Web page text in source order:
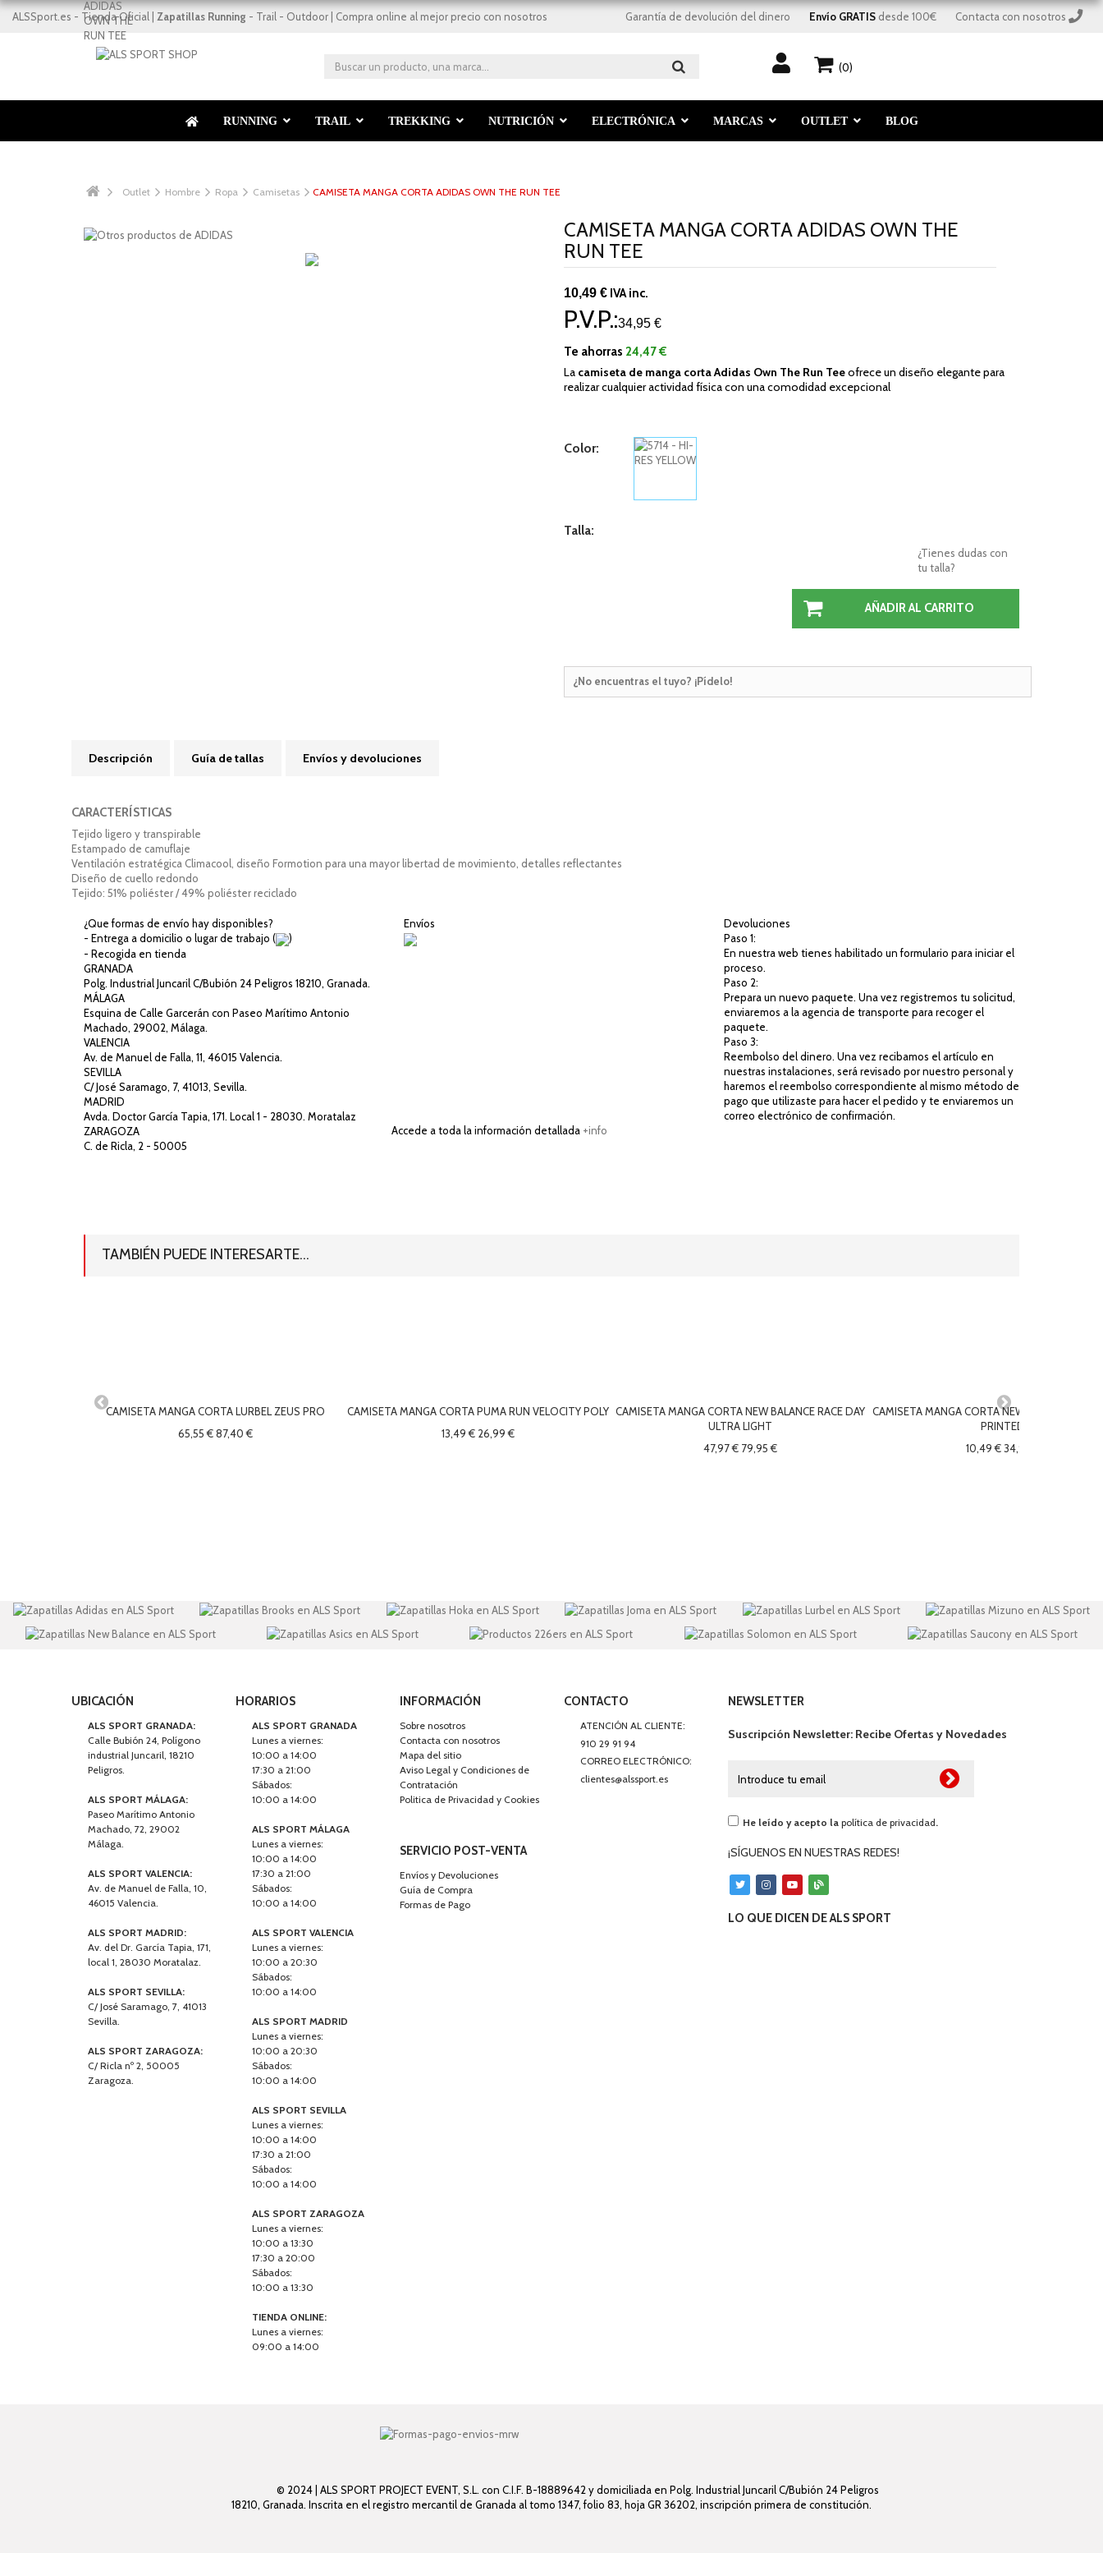
ALSSport.es - Tienda Oficial | Zapatillas Running - Trail - Outdoor | Compra online al mejor precio con nosotros Garantía de devolución del dinero Envío GRATIS desde 100€ Contacta con nosotros
(0)
RUNNING TRAIL TREKKING NUTRICIÓN ELECTRÓNICA MARCAS OUTLET BLOG
Outlet Hombre Ropa Camisetas CAMISETA MANGA CORTA ADIDAS OWN THE RUN TEE
CAMISETA MANGA CORTA ADIDAS OWN THE
RUN TEE
10,49 € IVA inc.
P.V.P.:34,95 €
Te ahorras 24,47 €
La camiseta de manga corta Adidas Own The Run Teeofrece un diseño elegante para
realizar cualquier actividad física con una comodidad excepcional
Color:
Talla:
¿Tienes dudas con
tu talla?
AÑADIR AL CARRITO
¿No encuentras el tuyo? ¡Pídelo!
Descripción Guía de tallas Envíos y devoluciones
CARACTERÍSTICAS
Tejido ligero y transpirable
Estampado de camuflaje
Ventilación estratégica Climacool, diseño Formotion para una mayor libertad de movimiento, detalles reflectantes
Diseño de cuello redondo
Tejido: 51% poliéster / 49% poliéster reciclado
¿Que formas de envío hay disponibles?
- Entrega a domicilio o lugar de trabajo (
)
- Recogida en tienda
GRANADA
Polg. Industrial Juncaril C/Bubión 24 Peligros 18210, Granada.
MÁLAGA
Esquina de Calle Garcerán con Paseo Marítimo Antonio
Machado, 29002, Málaga.
VALENCIA
Av. de Manuel de Falla, 11, 46015 Valencia.
SEVILLA
C/ José Saramago, 7, 41013, Sevilla.
MADRID
Avda. Doctor García Tapia, 171. Local 1 - 28030. Moratalaz
ZARAGOZA
C. de Ricla, 2 - 50005
Envíos
Devoluciones
Paso 1:
En nuestra web tienes habilitado un formulario para iniciar el
proceso.
Paso 2:
Prepara un nuevo paquete. Una vez registremos tu solicitud,
enviaremos a la agencia de transporte para recoger el
paquete.
Paso 3:
Reembolso del dinero. Una vez recibamos el artículo en
nuestras instalaciones, será revisado por nuestro personal y
haremos el reembolso correspondiente al mismo método de
pago que utilizaste para hacer el pedido y te enviaremos un
correo electrónico de confirmación.
Accede a toda la información detallada +info
TAMBIÉN PUEDE INTERESARTE...
CAMISETA MANGA CORTA LURBEL ZEUS PRO
65,55 € 87,40 €
CAMISETA MANGA CORTA PUMA RUN VELOCITY POLY
13,49 € 26,99 €
CAMISETA MANGA CORTA NEW BALANCE RACE DAY
ULTRA LIGHT
47,97 € 79,95 €
CAMISETA MANGA CORTA NEW BALANCE
PRINTED
10,49 €34,95 €
UBICACIÓN
ALS SPORT GRANADA:
Calle Bubión 24, Polígono
industrial Juncaril, 18210
Peligros.
ALS SPORT MÁLAGA:
Paseo Marítimo Antonio
Machado, 72, 29002
Málaga.
ALS SPORT VALENCIA:
Av. de Manuel de Falla, 10,
46015 Valencia.
ALS SPORT MADRID:
Av. del Dr. García Tapia, 171,
local 1, 28030 Moratalaz.
ALS SPORT SEVILLA:
C/ José Saramago, 7, 41013
Sevilla.
ALS SPORT ZARAGOZA:
C/ Ricla nº 2, 50005
Zaragoza.
HORARIOS
ALS SPORT GRANADA
Lunes a viernes:
10:00 a 14:00
17:30 a 21:00
Sábados:
10:00 a 14:00
ALS SPORT MÁLAGA
Lunes a viernes:
10:00 a 14:00
17:30 a 21:00
Sábados:
10:00 a 14:00
ALS SPORT VALENCIA
Lunes a viernes:
10:00 a 20:30
Sábados:
10:00 a 14:00
ALS SPORT MADRID
Lunes a viernes:
10:00 a 20:30
Sábados:
10:00 a 14:00
ALS SPORT SEVILLA
Lunes a viernes:
10:00 a 14:00
17:30 a 21:00
Sábados:
10:00 a 14:00
ALS SPORT ZARAGOZA
Lunes a viernes:
10:00 a 13:30
17:30 a 20:00
Sábados:
10:00 a 13:30
TIENDA ONLINE:
Lunes a viernes:
09:00 a 14:00
INFORMACIÓN
Sobre nosotros
Contacta con nosotros
Mapa del sitio
Aviso Legal y Condiciones de
Contratación
Politica de Privacidad y Cookies
SERVICIO POST-VENTA
Envíos y Devoluciones
Guía de Compra
Formas de Pago
CONTACTO
ATENCIÓN AL CLIENTE:
910 29 91 94
CORREO ELECTRÓNICO:
clientes@alssport.es
NEWSLETTER
Suscripción Newsletter: Recibe Ofertas y Novedades
He leído y acepto la política de privacidad.
¡SÍGUENOS EN NUESTRAS REDES!
LO QUE DICEN DE ALS SPORT
© 2024 | ALS SPORT PROJECT EVENT, S.L. con C.I.F. B-18889642 y domiciliada en Polg. Industrial Juncaril C/Bubión 24 Peligros
18210, Granada. Inscrita en el registro mercantil de Granada al tomo 1347, folio 83, hoja GR 36202, inscripción primera de constitución.